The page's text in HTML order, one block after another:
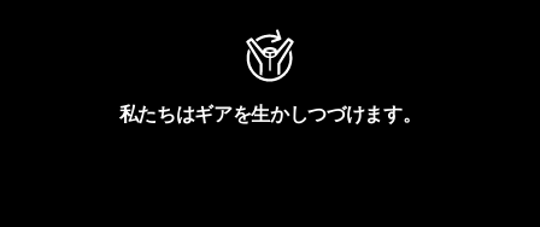
私たちはギアを生かしつづけます。